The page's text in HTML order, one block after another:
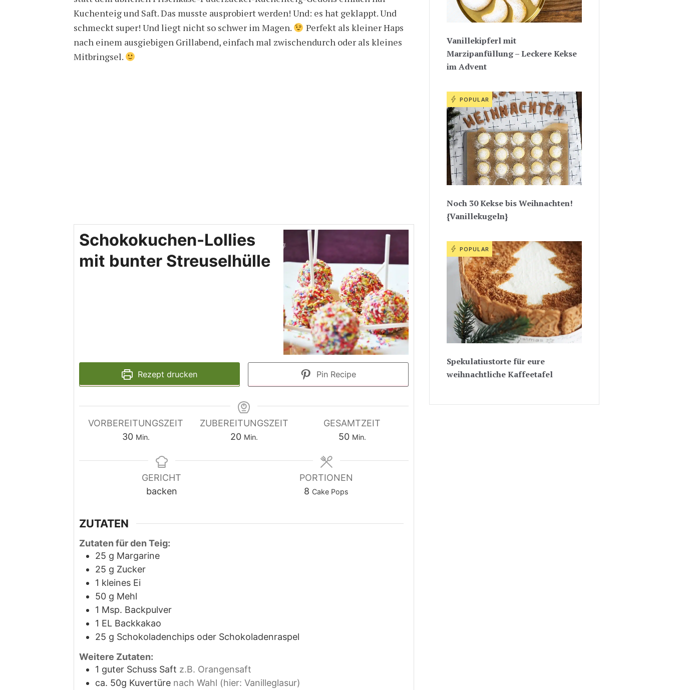
Kuchenteig und Saft. Das musste ausprobiert werden! Und: es hat geklappt. Und
schmeckt super! Und liegt nicht so schwer im Magen.
Perfekt als kleiner Haps
nach einem ausgiebigen Grillabend, einfach mal zwischendurch oder als kleines
Mitbringsel.
Schokokuchen-Lollies
mit bunter Streuselhülle
Rezept drucken Pin Recipe
VORBEREITUNGSZEIT
30Minuten
Min.
ZUBEREITUNGSZEIT
20Minuten
Min.
GESAMTZEIT
50Minuten
Min.
GERICHT
backen
PORTIONEN
8 Cake Pops
ZUTATEN
Zutaten für den Teig:
25 g Margarine
25 g Zucker
1 kleines Ei
50 g Mehl
1 Msp. Backpulver
1 EL Backkakao
25 g Schokoladenchips oder Schokoladenraspel
Weitere Zutaten:
1 guter Schuss Saft z.B. Orangensaft
ca. 50g Kuvertüre nach Wahl (hier: Vanilleglasur)
Vanillekipferl mit
Marzipanfüllung – Leckere Kekse
im Advent
POPULAR
Noch 30 Kekse bis Weihnachten!
{Vanillekugeln}
POPULAR
Spekulatiustorte für eure
weihnachtliche Kaffeetafel